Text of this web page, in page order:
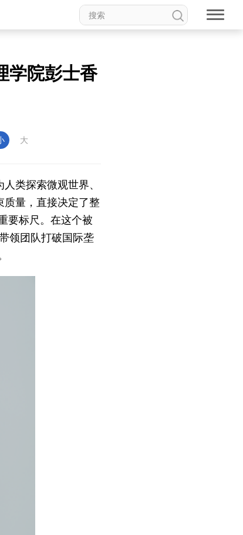
学院彭士香
大
类探索微观世界、
质量，直接决定了整
要标尺。在这个被
领团队打破国际垄